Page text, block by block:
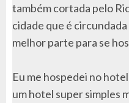
também cortada pelo
cidade que é
melhor parte para se
Eu me hospedei no hotel
um hotel super simples